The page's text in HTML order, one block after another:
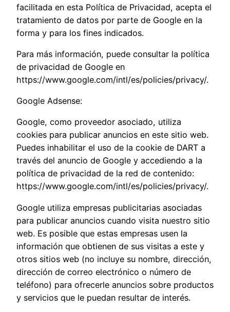
facilitada en esta Política de Privacidad, acepta el
tratamiento de datos por parte de Google en la
forma y para los fines indicados.
Para más información, puede consultar la política
de privacidad de Google en
https://www.google.com/intl/es/policies/privacy/.
Google Adsense:
Google, como proveedor asociado, utiliza
cookies para publicar anuncios en este sitio web.
Puedes inhabilitar el uso de la cookie de DART a
través del anuncio de Google y accediendo a la
política de privacidad de la red de contenido:
https://www.google.com/intl/es/policies/privacy/.
Google utiliza empresas publicitarias asociadas
para publicar anuncios cuando visita nuestro sitio
web. Es posible que estas empresas usen la
información que obtienen de sus visitas a este y
otros sitios web (no incluye su nombre, dirección,
dirección de correo electrónico o número de
teléfono) para ofrecerle anuncios sobre productos
y servicios que le puedan resultar de interés.